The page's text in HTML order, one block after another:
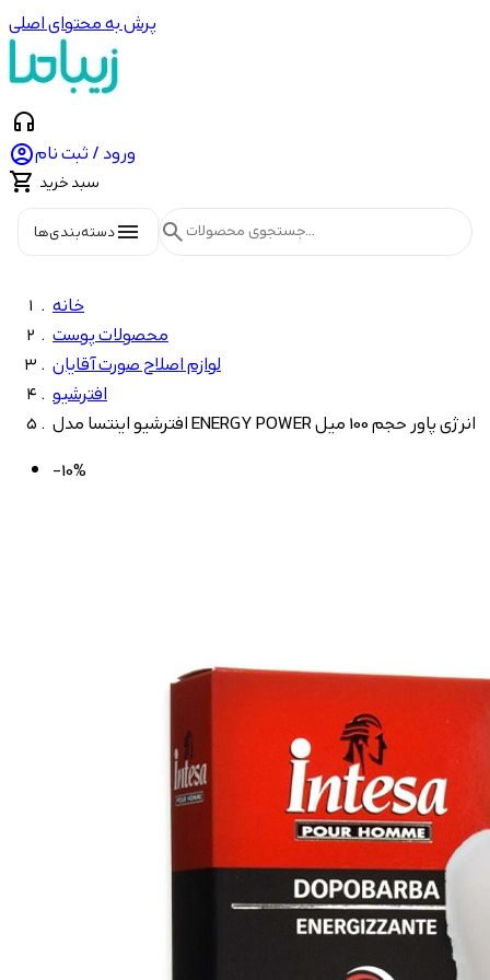
پرش به محتوای اصلی
headphones
ورود / ثبت نام
 سبد خرید
menuدسته‌بندی‌ها search
خانه
محصولات پوست
لوازم اصلاح صورت آقایان
افترشیو
افترشیو اینتسا مدل ENERGY POWER انرژی پاور حجم 100 میل
-10%